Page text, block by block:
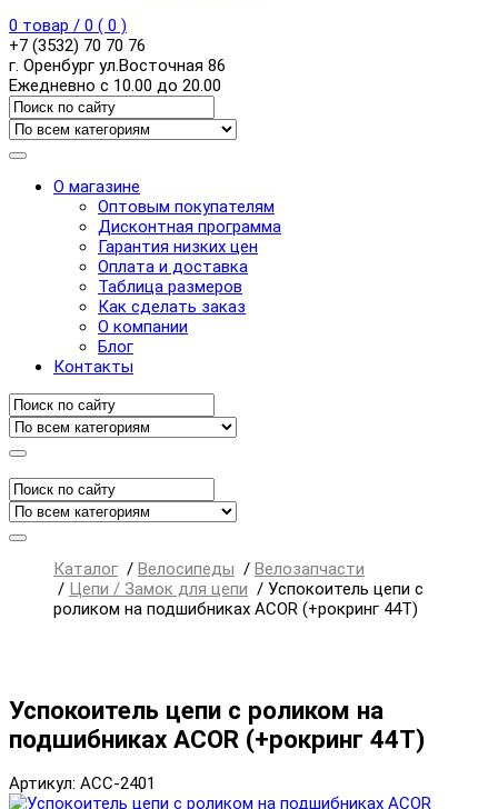
0 товар / 0 ( 0 )
+7 (3532) 70 70 76
г. Оренбург ул.Восточная 86
Ежедневно с 10.00 до 20.00
О магазине
Оптовым покупателям
Дисконтная программа
Гарантия низких цен
Оплата и доставка
Таблица размеров
Как сделать заказ
О компании
Блог
Контакты
Каталог / Велосипеды / Велозапчасти
/ Цепи / Замок для цепи / Успокоитель цепи с
роликом на подшибниках ACOR (+рокринг 44Т)
Успокоитель цепи с роликом на
подшибниках ACOR (+рокринг 44Т)
Артикул: ACC-2401